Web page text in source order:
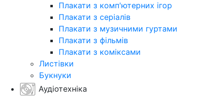
Плакати з комп'ютерних ігор
Плакати з серіалів
Плакати з музичними гуртами
Плакати з фільмів
Плакати з коміксами
Листівки
Букнуки
Аудіотехніка